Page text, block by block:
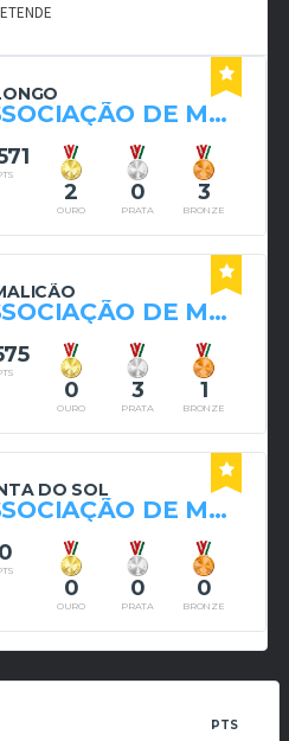
ASSOCIAÇÃO DE MATRAQUILHOS DO PORTO
2
OURO
0
PRATA
3
BRONZE
ASSOCIAÇÃO DE MATRAQUILHOS DE PEDOME
0
OURO
3
PRATA
1
BRONZE
DO SOL
ASSOCIAÇÃO DE MATRAQUILHOS DO ARQUIPÉLAGO DA MADEIRA
0
0
OURO
0
PRATA
0
BRONZE
PTS